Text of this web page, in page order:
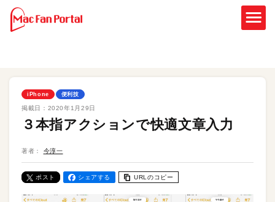
iPhone 便利技
掲載日： 2020年1月29日
３本指アクションで快適文章入力
著者： 今淳一
ポスト シェアする URLのコピー